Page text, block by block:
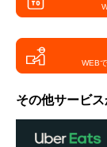
WEB
その他サービ